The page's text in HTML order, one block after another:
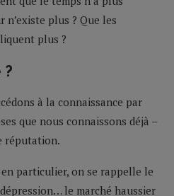
n’existe plus ? Que les
plus ?
à la connaissance par
que nous connaissons déjà –
réputation.
particulier, on se rappelle le
le marché haussier